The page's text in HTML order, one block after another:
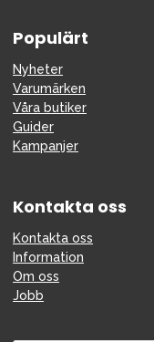
Populärt
Nyheter
Varumärken
Våra butiker
Guider
Kampanjer
Kontakta oss
Kontakta oss
Information
Om oss
Jobb